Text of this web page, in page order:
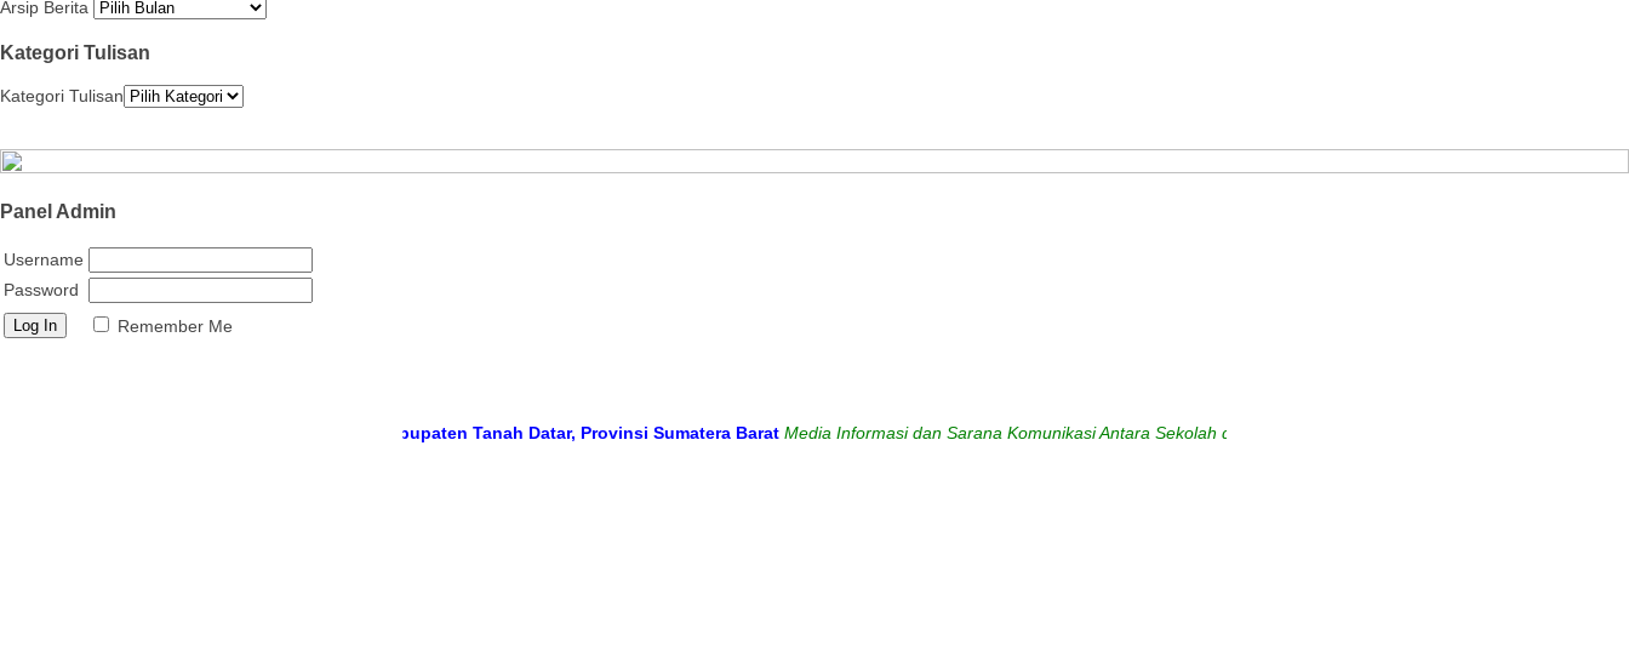
Arsip Berita
Kategori Tulisan
Kategori Tulisan
Panel Admin
Username
Password
Remember Me
MTs Negeri 12 Tanah Datar, Kabupaten Tanah Datar, Provinsi Sumatera Barat Media Informasi dan Sarana Komunikasi Antara Sekolah dengan Masyarakat